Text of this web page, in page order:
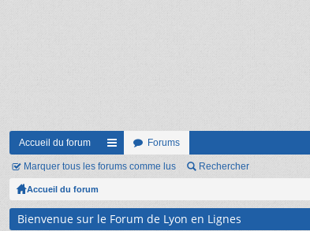
Accueil du forum
ac
ur
Forums
Marquer tous les forums comme lus Rechercher
Accueil du forum
Bienvenue sur le Forum de Lyon en Lignes